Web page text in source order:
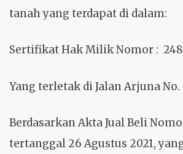
tanah yang terdapat di dalam:
Sertifikat Hak Milik Nomor :
Yang terletak di Jalan Arjuna
Berdasarkan Akta Jual Beli
tertanggal 26 Agustus 2021,